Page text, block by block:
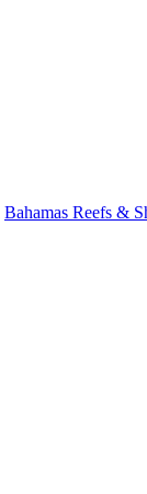
Bahamas Reefs &